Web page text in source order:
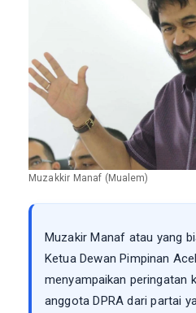
Muzakkir Manaf (Mualem)
Muzakir Manaf atau yang
Ketua Dewan Pimpinan
menyampaikan peringatan
anggota DPRA dari partai